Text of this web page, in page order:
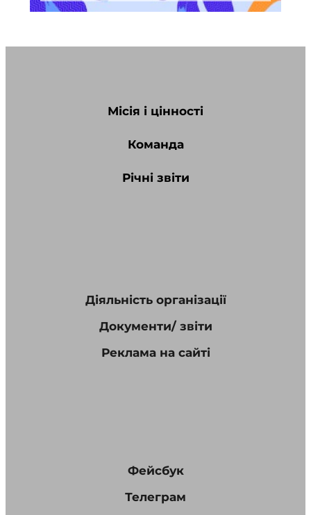
Місія і цінності
Команда
Річні звіти
Діяльність організації
Документи/ звіти
Реклама на сайті
Фейсбук
Телеграм